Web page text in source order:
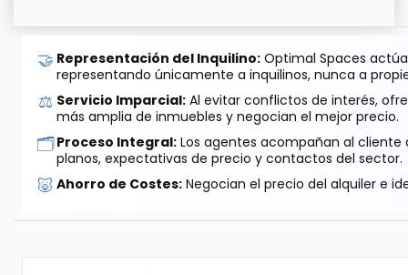
🤝 Representación del Inquilino: Optimal Spaces
representando únicamente a inquilinos, nunca a
⚖️ Servicio Imparcial: Al evitar conflictos de interés,
más amplia de inmuebles y negocian el mejor precio.
🗂️Proceso Integral: Los agentes acompañan al
planos, expectativas de precio y contactos del sector.
🐷 Ahorro de Costes: Negocian el precio del alquiler e